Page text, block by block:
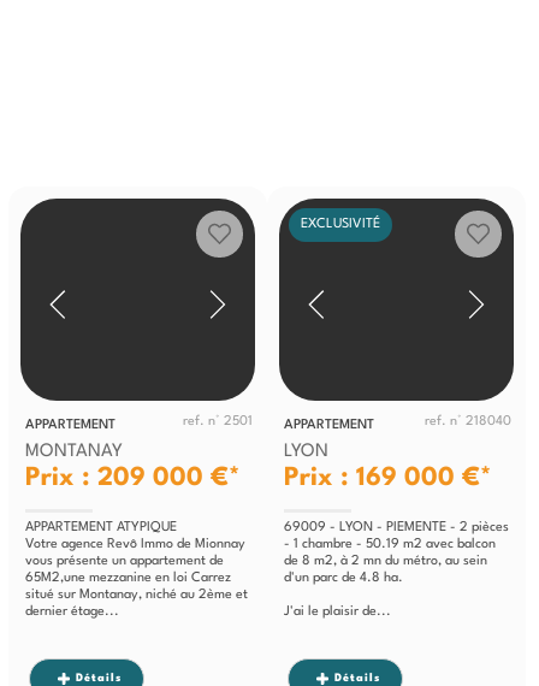
APPARTEMENT ref. n° 2501
MONTANAY
Prix : 209 000 €*
APPARTEMENT ATYPIQUE
Votre agence Revô Immo de Mionnay
vous présente un appartement de
65M2,une mezzanine en loi Carrez
situé sur Montanay, niché au 2ème et
dernier étage...
Détails
EXCLUSIVITÉ
APPARTEMENT ref. n° 218040
LYON
Prix : 169 000 €*
69009 - LYON - PIEMENTE - 2 pièces
- 1 chambre - 50.19 m2 avec balcon
de 8 m2, à 2 mn du métro, au sein
d'un parc de 4.8 ha.
J'ai le plaisir de...
Détails